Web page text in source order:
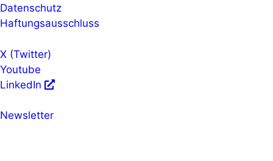
Datenschutz
Haftungsausschluss
X (Twitter)
Youtube
LinkedIn
Newsletter